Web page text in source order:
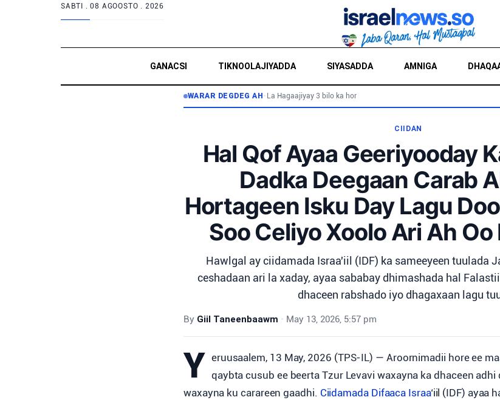
SABTI .08 AGOOSTO . 2026
GANACSI TIKNOOLAJIYADDA SIYASADDA AMNIGA
WARAR DEGDEG AH • La Hagaajiyay 3 bilo ka hor
CIIDAN
Hal Qof Ayaa Geeriyooday
Dadka Deegaan Carab
Hortageen Isku Day Lagu
Soo Celiyo Xoolo Ari Ah Oo
Hawlgal ay ciidamada Israa'iil (IDF) ka sameeyeen tuulada
ceshadaan ari la xaday, ayaa sababay dhimashada hal
dhaceen rabshado iyo dhagaxaan lagu
By Giil Taneenbaawm • May 13, 2026, 5:57 pm
Y eruusaalem, 13 May, 2026 (TPS-IL) — Aroornimadii hore ee
qaybta cusub ee beerta Tzur Levavi waxayna ka dhaceen
waxayna ku carareen gaadhi. Ciidamada Difaaca Israa‘iil (IDF) ayaa